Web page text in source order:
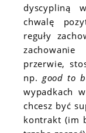
dyscypliną
chwalę
reguły
przerwie,
np. good to
wypadkach
chcesz być
kontrakt (im